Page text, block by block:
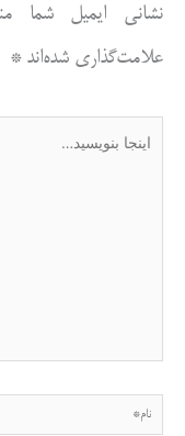
نشانی ایمیل شما
علامت‌گذاری شده‌اند*
نام*